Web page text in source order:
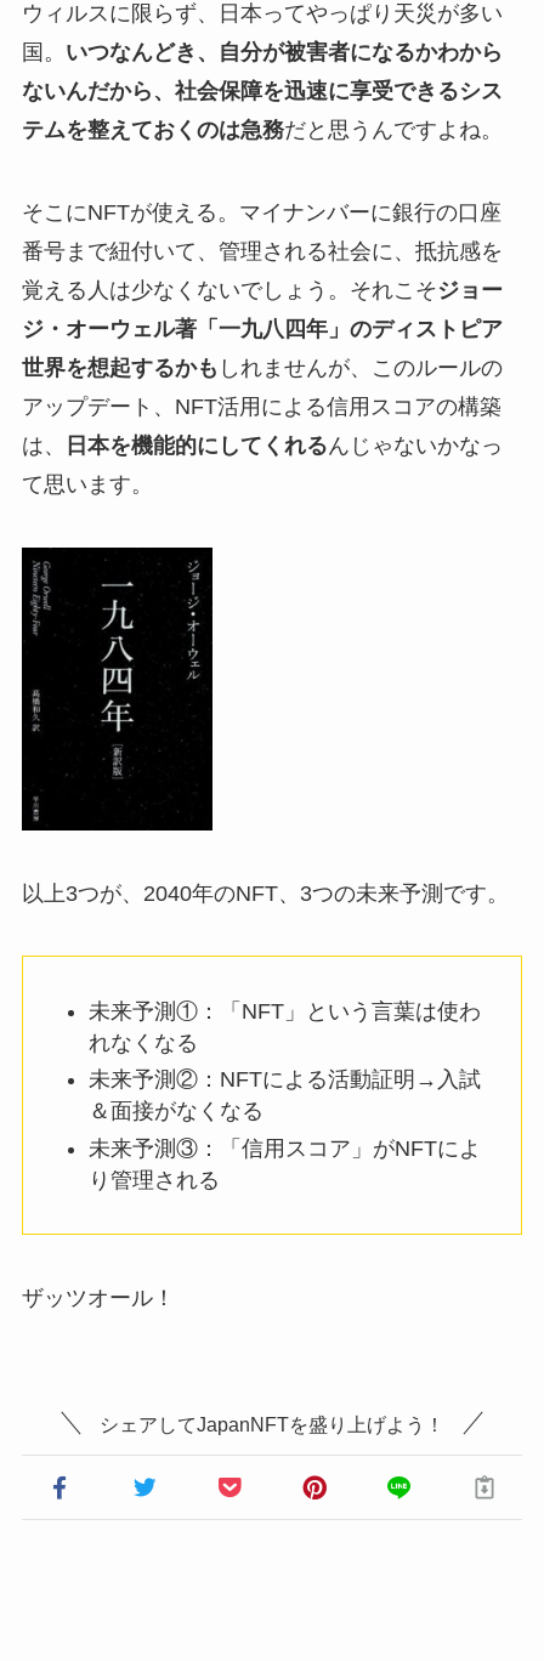
ウィルスに限らず、日本ってやっぱり天災が多い
国。 いつなんどき、自分が被害者になるかわから
ないんだから、社会保障を迅速に享受できるシス
テムを整えておくのは急務だと思うんですよね。
そこにNFTが使える。マイナンバーに銀行の口座
番号まで紐付いて、管理される社会に、抵抗感を
覚える人は少なくないでしょう。それこそジョー
ジ・オーウェル著「一九八四年」のディストピア
世界を想起するかも しれませんが、このルールの
アップデート、NFT活用による信用スコアの構築
は、
日本を機能的にしてくれるんじゃないかなっ
て思います。
以上3つが、2040年のNFT、3つの未来予測です。
未来予測①：「NFT」という言葉は使わ
れなくなる
未来予測②：NFTによる活動証明→入試
＆面接がなくなる
未来予測③：「信用スコア」がNFTによ
り管理される
ザッツオール！
シェアしてJapanNFTを盛り上げよう！